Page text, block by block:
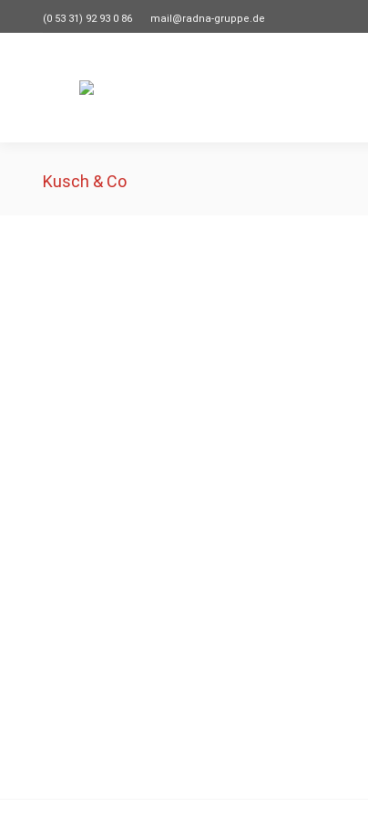
(0 53 31) 92 93 0 86 mail@radna-gruppe.de
Kusch & Co